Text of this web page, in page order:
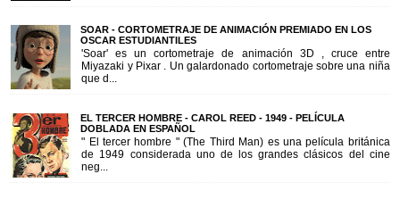
SOAR - CORTOMETRAJE DE ANIMACIÓN PREMIADO EN LOS
OSCAR ESTUDIANTILES
'Soar' es un cortometraje de animación 3D , cruce entre
Miyazaki y Pixar . Un galardonado cortometraje sobre una niña
que d...
EL TERCER HOMBRE - CAROL REED - 1949 - PELÍCULA
DOBLADA EN ESPAÑOL
" El tercer hombre " (The Third Man) es una película británica
de 1949 considerada uno de los grandes clásicos del cine
neg...